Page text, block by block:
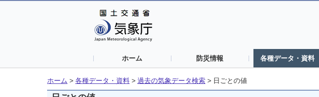
ホーム 防災情報 各種データ・資料
ホーム > 各種データ・資料 > 過去の気象データ検索 > 日ごとの値